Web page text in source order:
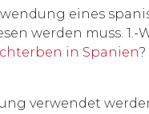
eines
werden muss. 1.-
in Spanien
verwendet